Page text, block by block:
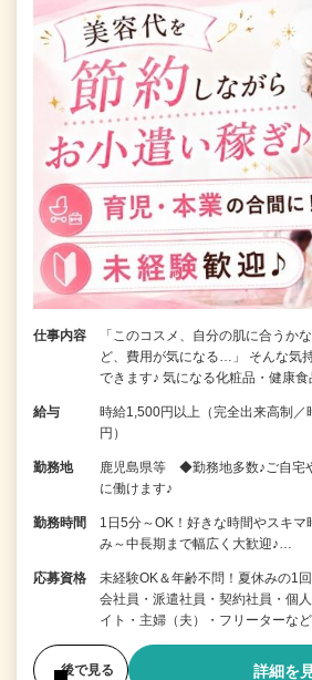
仕事内容
「このコスメ、自分の肌に合うか
ど、費用が気になる…」 そんな気
できます♪ 気になる化粧品・健康
給与
時給1,500円以上（完全出来高制
円）
勤務地
鹿児島県等 ◆勤務地多数♪ご自宅
に働けます♪
勤務時間
1日5分～OK！好きな時間やスキ
み～中長期まで幅広く大歓迎♪…
応募資格
未経験OK＆年齢不問！夏休みの1
会社員・派遣社員・契約社員・個
イト・主婦（夫）・フリーターな
後で見る 詳細を